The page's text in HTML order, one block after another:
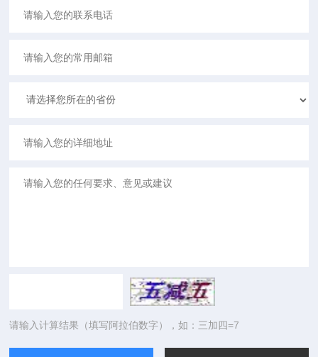
请输入计算结果（填写阿拉伯数字），如：三加四=7